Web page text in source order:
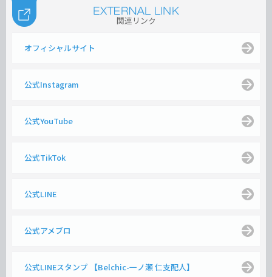
関連リンク
オフィシャルサイト
公式Instagram
公式YouTube
公式TikTok
公式LINE
公式アメブロ
公式LINEスタンプ 【Belchic-一ノ瀬 仁支配人】